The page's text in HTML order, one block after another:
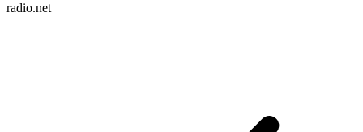
radio.net